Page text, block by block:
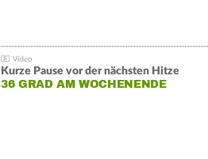
Kurze Pause vor der nächsten Hitze
36 GRAD AM WOCHENENDE